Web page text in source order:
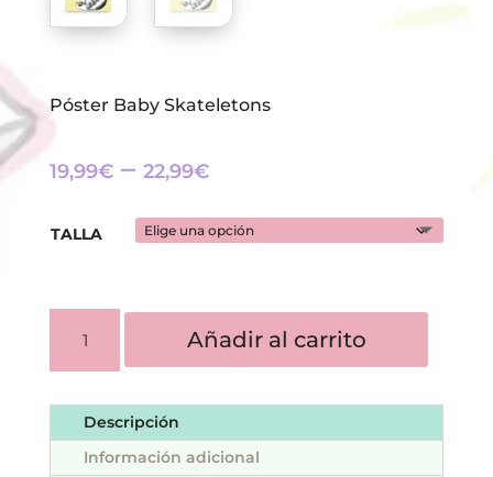
Póster Baby Skateletons
19,99€– 22,99€
TALLA
BABY
SKATELETONS
Añadir al carrito
Descripción
Información adicional